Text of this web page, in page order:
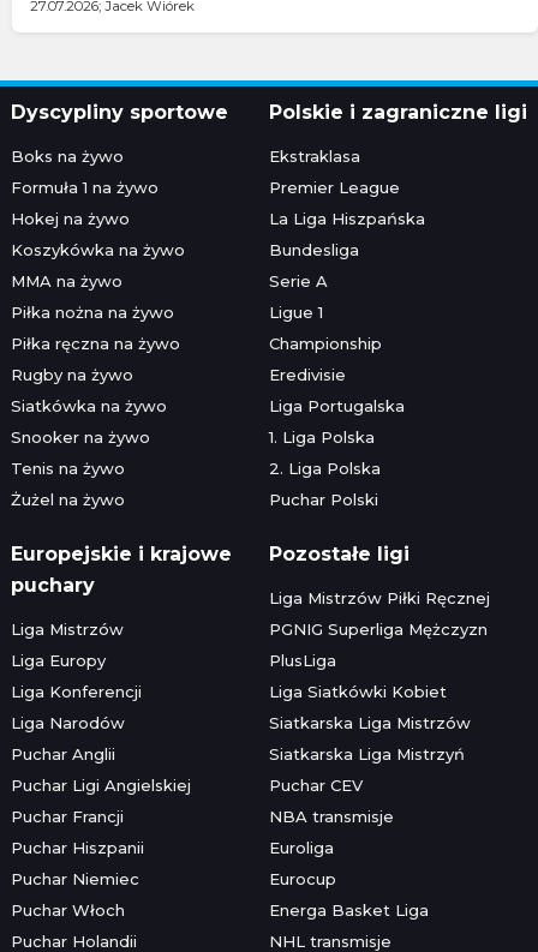
27.07.2026; Jacek Wiórek
Dyscypliny sportowe
Boks na żywo
Formuła 1 na żywo
Hokej na żywo
Koszykówka na żywo
MMA na żywo
Piłka nożna na żywo
Piłka ręczna na żywo
Rugby na żywo
Siatkówka na żywo
Snooker na żywo
Tenis na żywo
Żużel na żywo
Polskie i zagraniczne ligi
Ekstraklasa
Premier League
La Liga Hiszpańska
Bundesliga
Serie A
Ligue 1
Championship
Eredivisie
Liga Portugalska
1. Liga Polska
2. Liga Polska
Puchar Polski
Europejskie i krajowe
puchary
Liga Mistrzów
Liga Europy
Liga Konferencji
Liga Narodów
Puchar Anglii
Puchar Ligi Angielskiej
Puchar Francji
Puchar Hiszpanii
Puchar Niemiec
Puchar Włoch
Puchar Holandii
Pozostałe ligi
Liga Mistrzów Piłki Ręcznej
PGNIG Superliga Mężczyzn
PlusLiga
Liga Siatkówki Kobiet
Siatkarska Liga Mistrzów
Siatkarska Liga Mistrzyń
Puchar CEV
NBA transmisje
Euroliga
Eurocup
Energa Basket Liga
NHL transmisje